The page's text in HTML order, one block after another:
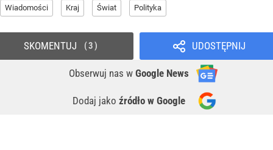
Wiadomości Kraj Świat Polityka
UDOSTĘPNIJ
Obserwuj nas w Google News
Dodaj jako źródło w Google
SKOMENTUJ 3